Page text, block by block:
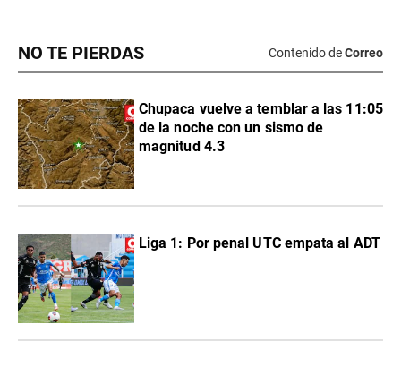
NO TE PIERDAS Contenido deCorreo
Chupaca vuelve a temblar a las 11:05
de la noche con un sismo de
magnitud 4.3
Liga 1: Por penal UTC empata al ADT